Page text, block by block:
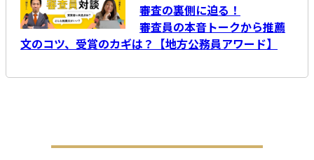
審査の裏側に迫る！
審査員の本音トークから推薦
文のコツ、受賞のカギは？【地方公務員アワード】